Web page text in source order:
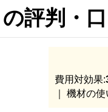
の評判・
費用対効果:
｜ 機材の